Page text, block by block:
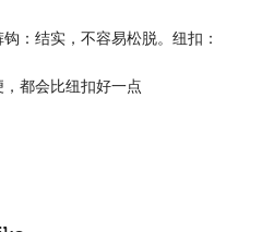
：结实，不容易松脱。纽扣：
都会比纽扣好一点